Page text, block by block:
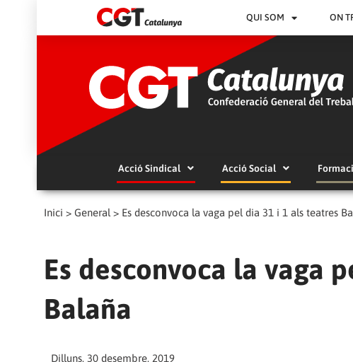
QUI SOM ON
Acció Sindical Acció Social
Inici > General > Es desconvoca la vaga pel dia 31 i 1 als teatres
Es desconvoca la vaga
Balaña
Dilluns, 30 desembre, 2019